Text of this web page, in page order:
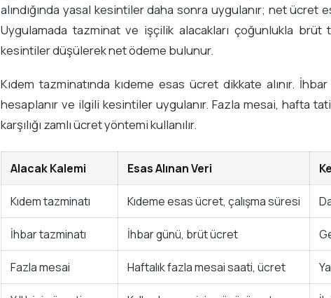
alındığında yasal kesintiler daha sonra uygulanır; net ücret
Uygulamada tazminat ve işçilik alacakları çoğunlukla
kesintiler düşülerek net ödeme bulunur.
Kıdem tazminatında kıdeme esas ücret dikkate alınır.
hesaplanır ve ilgili kesintiler uygulanır. Fazla mesai, hafta
karşılığı zamlı ücret yöntemi kullanılır.
Alacak Kalemi Esas Alınan Veri
Kıdem tazminatı Kıdeme esas ücret, çalışma süresi
İhbar tazminatı İhbar günü, brüt ücret
Fazla mesai Haftalık fazla mesai saati, ücret